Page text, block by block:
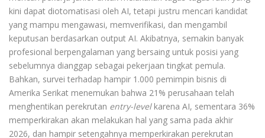
kini dapat diotomatisasi oleh AI, tetapi justru mencari kandidat
yang mampu mengawasi, memverifikasi, dan mengambil
keputusan berdasarkan output AI. Akibatnya, semakin banyak
profesional berpengalaman yang bersaing untuk posisi yang
sebelumnya dianggap sebagai pekerjaan tingkat pemula.
Bahkan, survei terhadap hampir 1.000 pemimpin bisnis di
Amerika Serikat menemukan bahwa 21% perusahaan telah
menghentikan perekrutan entry-levelkarena AI, sementara 36%
memperkirakan akan melakukan hal yang sama pada akhir
2026, dan hampir setengahnya memperkirakan perekrutan